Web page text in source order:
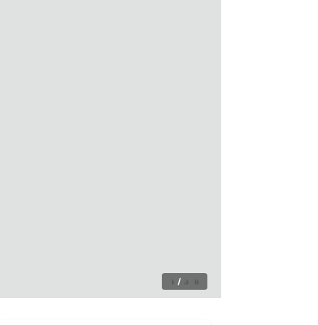
1 / 38